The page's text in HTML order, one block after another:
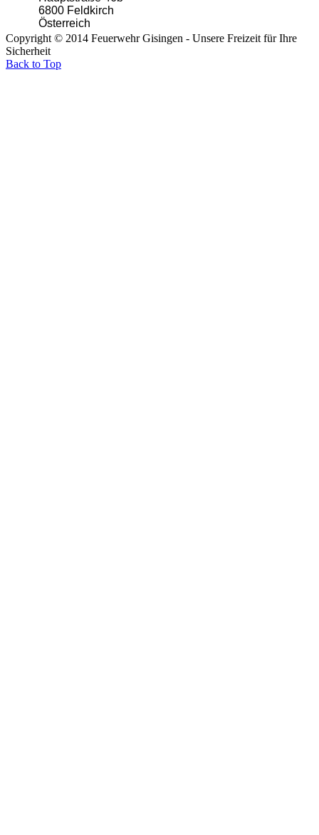
6800 Feldkirch
Österreich
Copyright © 2014 Feuerwehr Gisingen - Unsere Freizeit für Ihre
Sicherheit
Back to Top